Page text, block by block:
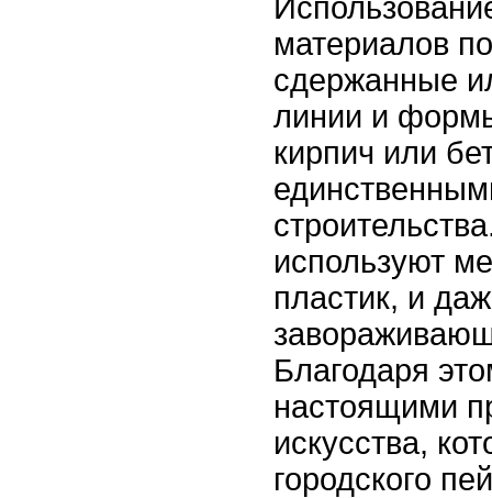
материалов
сдержанные
линии и
кирпич или
используют
пластик, и
Благодаря
настоящими
искусства,
городского